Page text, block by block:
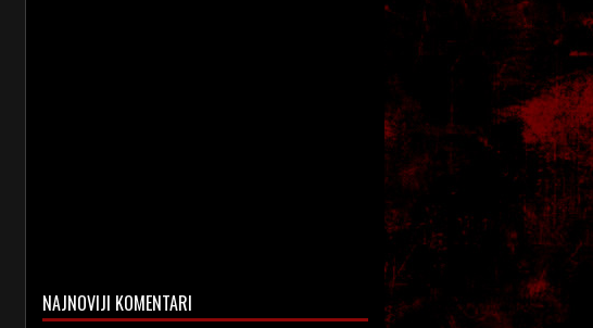
NAJNOVIJI KOMENTARI